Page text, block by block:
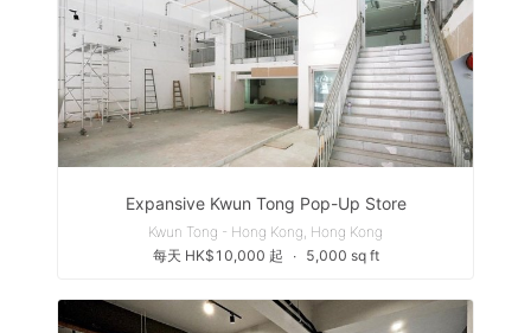
Expansive Kwun Tong Pop-Up Store
Kwun Tong - Hong Kong, Hong Kong
每天 HK$10,000 起
∙ 5,000 sq ft